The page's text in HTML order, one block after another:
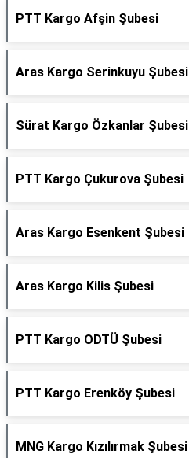
PTT Kargo Afşin Şubesi
Aras Kargo Serinkuyu Şubesi
Sürat Kargo Özkanlar Şubesi
PTT Kargo Çukurova Şubesi
Aras Kargo Esenkent Şubesi
Aras Kargo Kilis Şubesi
PTT Kargo ODTÜ Şubesi
PTT Kargo Erenköy Şubesi
MNG Kargo Kızılırmak Şubesi